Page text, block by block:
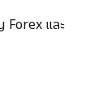
Forex และ